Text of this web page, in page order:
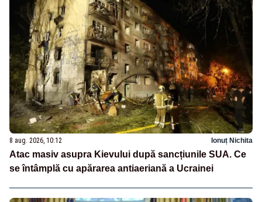
8 aug. 2026, 10:12 Ionuț Nichita
Atac masiv asupra Kievului după sancțiunile SUA. Ce
se întâmplă cu apărarea antiaeriană a Ucrainei